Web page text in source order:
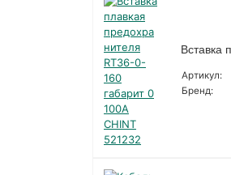
Вставка
Артикул:
Бренд: